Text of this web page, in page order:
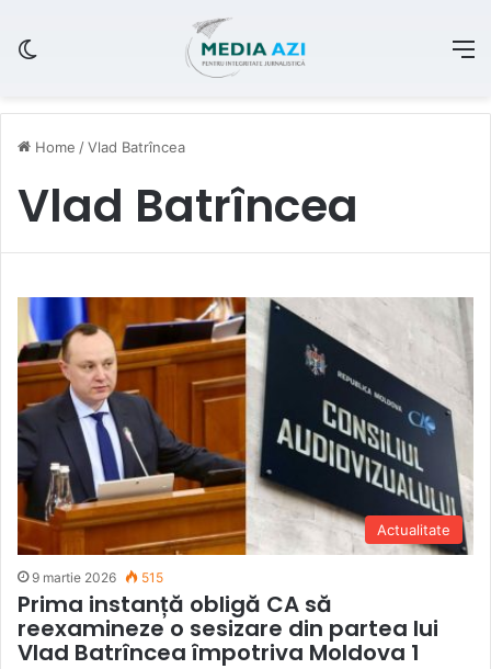
Home /Vlad Batrîncea
Vlad Batrîncea
Actualitate
9 martie 2026 515
Prima instanță obligă CA să
reexamineze o sesizare din partea lui
Vlad Batrîncea împotriva Moldova 1